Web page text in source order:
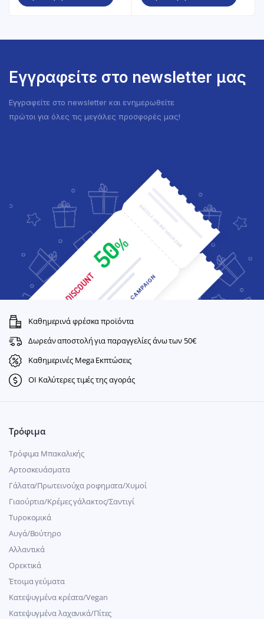
Εγγραφείτε στο newsletter μας
Εγγραφείτε στο newsletter και ενημερωθείτε
πρώτοι για όλες τις μεγάλες προσφορές μας!
Καθημερινά φρέσκα προϊόντα
Δωρεάν αποστολή για παραγγελίες άνω των 50€
Καθημερινές Mega Εκπτώσεις
ΟΙ Καλύτερες τιμές της αγοράς
Τρόφιμα
Τρόφιμα Μπακαλικής
Αρτοσκευάσματα
Γάλατα/Πρωτεινούχα ροφηματα/Χυμοί
Γιαούρτια/Κρέμες γάλακτος/Σαντιγί
Τυροκομικά
Αυγά/Βούτηρο
Αλλαντικά
Ορεκτικά
Έτοιμα γεύματα
Κατεψυγμένα κρέατα/Vegan
Kατεψυγμένα λαχανικά/Πίτες